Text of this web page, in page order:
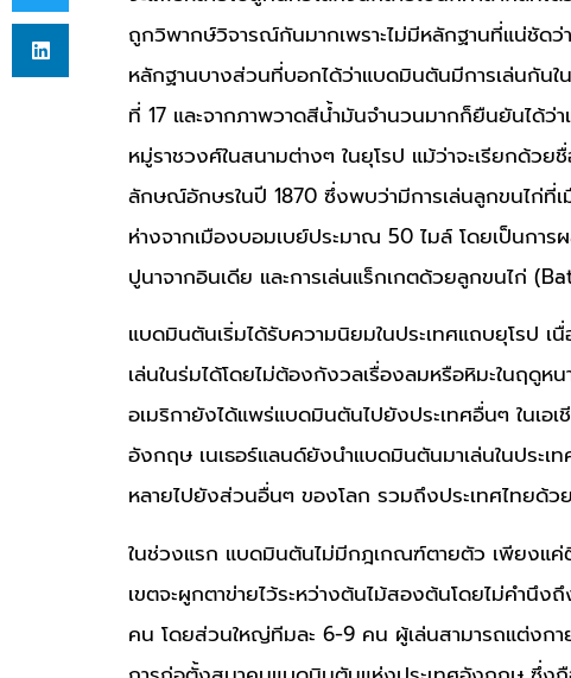
ถูกวิพากษ์วิจารณ์กันมากเพราะไม่มีหลักฐานที่แน่ชัด
หลักฐานบางส่วนที่บอกได้ว่าแบดมินตันมีการเล่นกันใ
ที่ 17 และจากภาพวาดสีน้ำมันจำนวนมากก็ยืนยันได้
หมู่ราชวงศ์ในสนามต่างๆ ในยุโรป แม้ว่าจะเรียกด้
ลักษณ์อักษรในปี 1870 ซึ่งพบว่ามีการเล่นลูกขนไก่ที่เ
ห่างจากเมืองบอมเบย์ประมาณ 50 ไมล์ โดยเป็นการ
ปูนาจากอินเดีย และการเล่นแร็กเกตด้วยลูกขนไก่
แบดมินตันเริ่มได้รับความนิยมในประเทศแถบยุโรป
เล่นในร่มได้โดยไม่ต้องกังวลเรื่องลมหรือหิมะในฤดู
อเมริกายังได้แพร่แบดมินตันไปยังประเทศอื่นๆ ในเอ
อังกฤษ เนเธอร์แลนด์ยังนำแบดมินตันมาเล่นในประ
หลายไปยังส่วนอื่นๆ ของโลก รวมถึงประเทศไทยด้วย
ในช่วงแรก แบดมินตันไม่มีกฎเกณฑ์ตายตัว เพียงแค่
เขตจะผูกตาข่ายไว้ระหว่างต้นไม้สองต้นโดยไม่คำนึง
คน โดยส่วนใหญ่ทีมละ 6-9 คน ผู้เล่นสามารถแต่งก